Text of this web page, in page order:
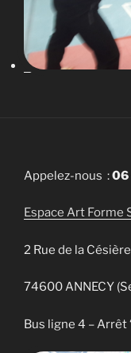
Appelez-nous :06
Espace Art Forme
2 Rue de la Césière
74600 ANNECY
Bus ligne 4 – Arrêt